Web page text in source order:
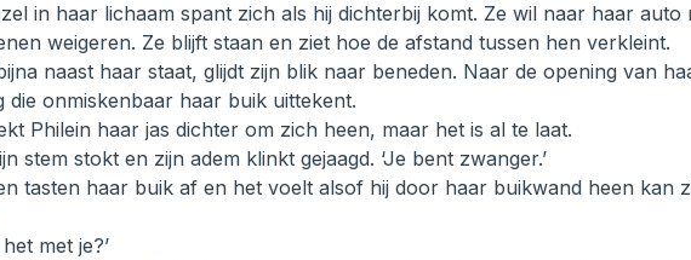
in haar lichaam spant zich als hij dichterbij komt. Ze wil naar haar auto
weigeren. Ze blijft staan en ziet hoe de afstand tussen hen verkleint.
naast haar staat, glijdt zijn blik naar beneden. Naar de opening van
die onmiskenbaar haar buik uittekent.
Philein haar jas dichter om zich heen, maar het is al te laat.
stem stokt en zijn adem klinkt gejaagd. ‘Je bent zwanger.’
tasten haar buik af en het voelt alsof hij door haar buikwand heen kan
met je?’